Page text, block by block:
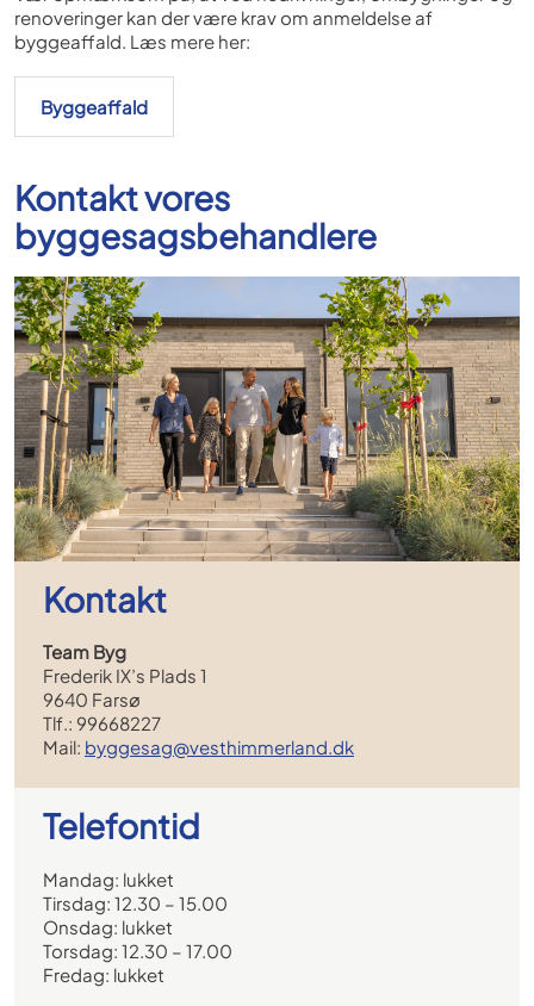
renoveringer kan der være krav om anmeldelse af
byggeaffald. Læs mere her:
Byggeaffald
Kontakt vores
byggesagsbehandlere
Kontakt
Team Byg
Frederik IX’s Plads 1
9640 Farsø
Tlf.: 99668227
Mail: byggesag@vesthimmerland.dk
Telefontid
Mandag: lukket
Tirsdag: 12.30 – 15.00
Onsdag: lukket
Torsdag: 12.30 – 17.00
Fredag: lukket